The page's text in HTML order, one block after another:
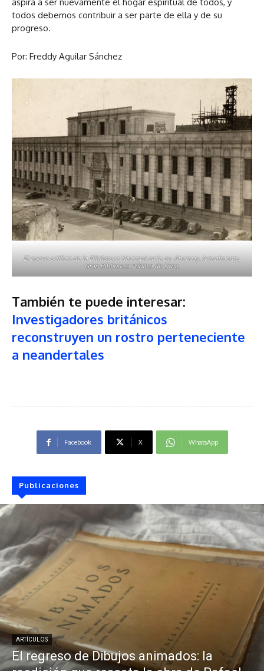
aspira a ser nuevamente el hogar espiritual de todos, y
todos debemos contribuir a ser parte de ella y de su
progreso.
Por: Freddy Aguilar Sánchez
El nuevo edificio de la Biblioteca Nacional en la av. Abancay. Actualmente,
Gran Biblioteca Pública de Lima.
También te puede interesar:
Investigadores británicos
reconstruyen un rostro perteneciente
a neandertales
Facebook X WhatsApp
Publicaciones
ARTÍCULOS
El regreso de Dibujos animados: la